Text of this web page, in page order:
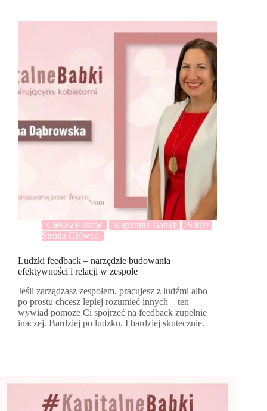
Ciekawe akcje Kapitalne Babki
Slider-
Strona Główna
Ludzki feedback – narzędzie budowania
efektywności i relacji w zespole
Jeśli zarządzasz zespołem, pracujesz z ludźmi albo
po prostu chcesz lepiej rozumieć innych – ten
wywiad pomoże Ci spojrzeć na feedback zupełnie
inaczej. Bardziej po ludzku. I bardziej skutecznie.